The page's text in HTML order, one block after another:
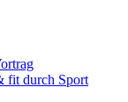
fit durch Sport